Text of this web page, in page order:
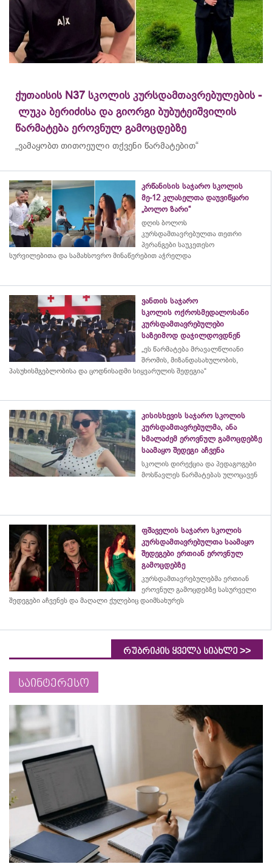
ქუთაისის N37 სკოლის კურსდამთავრებულების -
ლუკა ბერიძისა და გიორგი ბუბუტეიშვილის
წარმატება ეროვნულ გამოცდებზე
„ვამაყობთ თითოეული თქვენი წარმატებით“
კრწანისის საჯარო სკოლის
მე-12 კლასელთა დაუვიწყარი
„ბოლო ზარი“
დღის ბოლოს
კურსდამთავრებულთა თეთრი
პერანგები საუკეთესო
სურვილებითა და სამახსოვრო მინაწერებით აჭრელდა
ვანთის საჯარო
სკოლის ოქროსმედალოსანი
კურსდამთავრებულები
საზეიმოდ დაჯილდოვდნენ
„ეს წარმატება მრავალწლიანი
შრომის, მიზანდასახულობის,
პასუხისმგებლობისა და ცოდნისადმი სიყვარულის შედეგია“
კისისხევის საჯარო სკოლის
კურსდამთავრებულმა, ანა
ხმალაძემ ეროვნულ გამოცდებზე
საამაყო შედეგი აჩვენა
სკოლის დირექცია და პედაგოგები
მოსწავლეს წარმატებას ულოცავენ
ფშაველის საჯარო სკოლის
კურსდამთავრებულთა საამაყო
შედეგები ერთიან ეროვნულ
გამოცდებზე
კურსდამთავრებულებმა ერთიან
ეროვნულ გამოცდებზე სასურველი
შედეგები აჩვენეს და მაღალი ქულებიც დაიმსახურეს
რუბრიკის ყველა სიახლე >>
საინტერესო